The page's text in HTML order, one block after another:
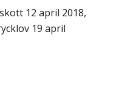
12 april 2018,
19 april